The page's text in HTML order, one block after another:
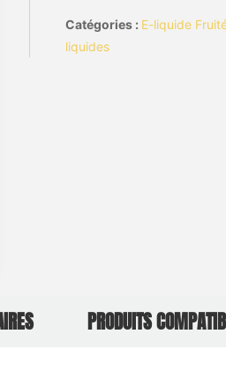
Catégories : E-liquide
liquides
PRODUITS